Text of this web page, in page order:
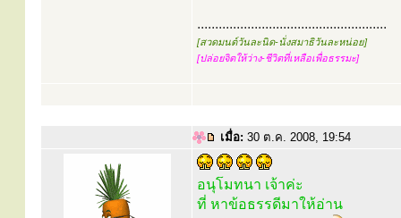
.....................................................
[สวดมนต์วันละนิด-นั่งสมาธิวันละหน่อย]
[ปล่อยจิตให้ว่าง-ชีวิตที่เหลือเพื่อธรรมะ]
เมื่อ: 30 ต.ค. 2008, 19:54
อนุโมทนา เจ้าค่ะ
ที่ หาข้อธรรดีมาให้อ่าน